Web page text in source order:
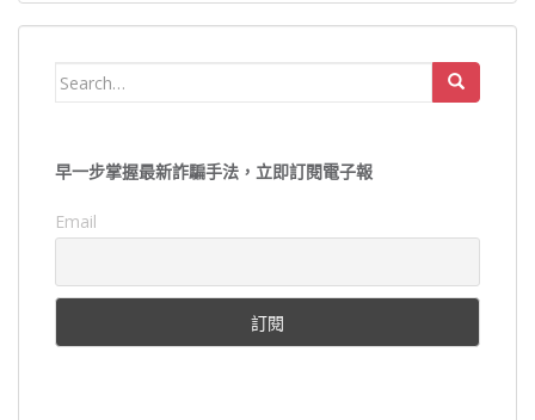
Search
早一步掌握最新詐騙手法，立即訂閱電子報
Email